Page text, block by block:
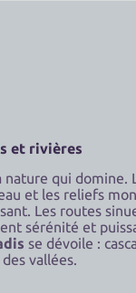
et rivières
nature qui domine.
et les reliefs
Les routes
sérénité et
se dévoile :
vallées.